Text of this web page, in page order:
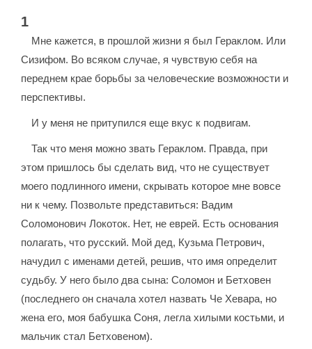
1
Мне кажется, в прошлой жизни я был Гераклом. Или
Сизифом. Во всяком случае, я чувствую себя на
переднем крае борьбы за человеческие возможности и
перспективы.
И у меня не притупился еще вкус к подвигам.
Так что меня можно звать Гераклом. Правда, при
этом пришлось бы сделать вид, что не существует
моего подлинного имени, скрывать которое мне вовсе
ни к чему. Позвольте представиться: Вадим
Соломонович Локоток. Нет, не еврей. Есть основания
полагать, что русский. Мой дед, Кузьма Петрович,
начудил с именами детей, решив, что имя определит
судьбу. У него было два сына: Соломон и Бетховен
(последнего он сначала хотел назвать Че Хевара, но
жена его, моя бабушка Соня, легла хилыми костьми, и
мальчик стал Бетховеном).